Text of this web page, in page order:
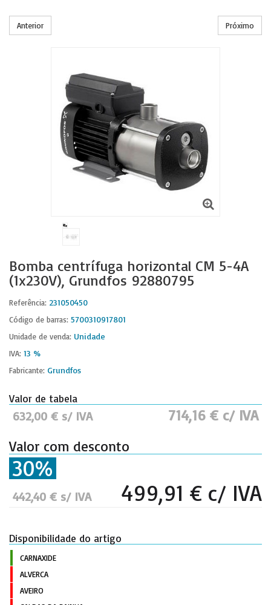
Anterior Próximo
Bomba centrífuga horizontal CM 5-4A
(1x230V), Grundfos 92880795
Referência: 231050450
Código de barras: 5700310917801
Unidade de venda: Unidade
IVA: 13 %
Fabricante: Grundfos
Valor de tabela
632,00 € s/ IVA 714,16 € c/ IVA
Valor com desconto
30%
442,40 € s/ IVA 499,91 € c/ IVA
Disponibilidade do artigo
CARNAXIDE
ALVERCA
AVEIRO